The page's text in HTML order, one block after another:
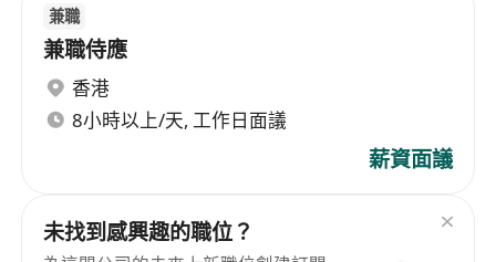
兼職
兼職侍應
香港
8小時以上/天, 工作日面議
薪資面議
未找到感興趣的職位？